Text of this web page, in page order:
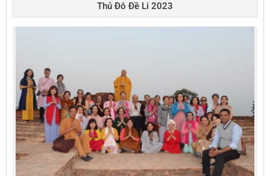
Thủ Đô Đề Li 2023